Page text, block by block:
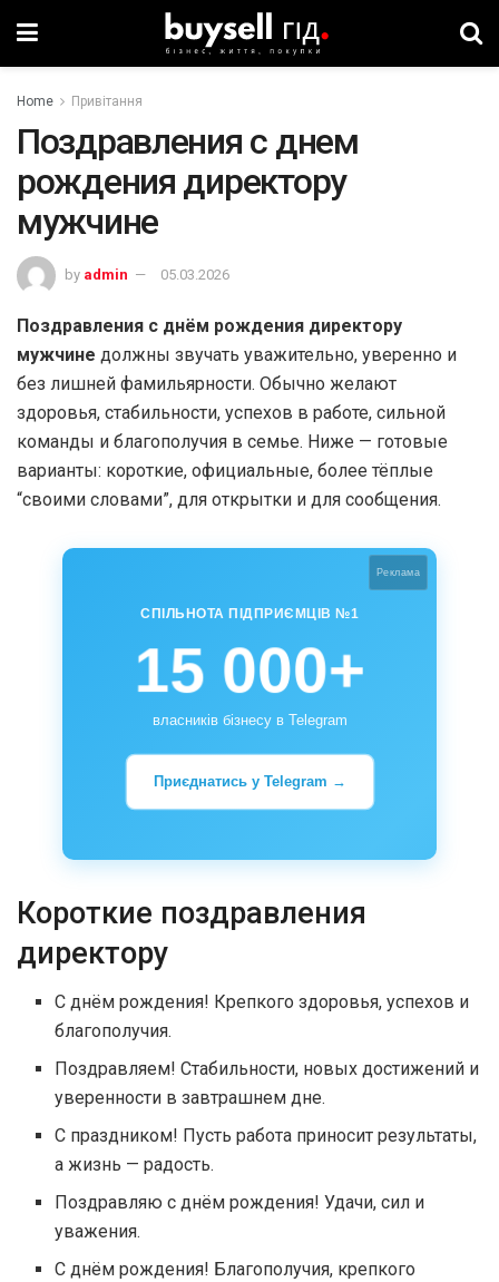
Home Привітання
Поздравления с днем
рождения директору
мужчине
by admin 05.03.2026
Поздравления с днём рождения директору
мужчине должны звучать уважительно, уверенно и
без лишней фамильярности. Обычно желают
здоровья, стабильности, успехов в работе, сильной
команды и благополучия в семье. Ниже — готовые
варианты: короткие, официальные, более тёплые
“своими словами”, для открытки и для сообщения.
Реклама
СПІЛЬНОТА ПІДПРИЄМЦІВ №1
15 000+
власників бізнесу в Telegram
Приєднатись у Telegram →
Короткие поздравления
директору
С днём рождения! Крепкого здоровья, успехов и
благополучия.
Поздравляем! Стабильности, новых достижений и
уверенности в завтрашнем дне.
С праздником! Пусть работа приносит результаты,
а жизнь — радость.
Поздравляю с днём рождения! Удачи, сил и
уважения.
С днём рождения! Благополучия, крепкого